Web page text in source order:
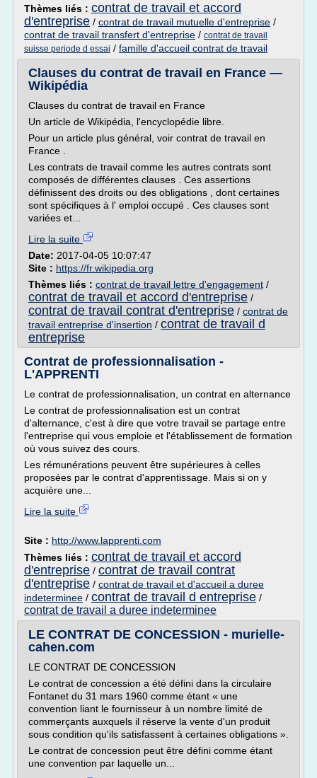
Thèmes liés : contrat de travail et accord
d'entreprise / contrat de travail mutuelle d'entreprise /
contrat de travail transfert d'entreprise / contrat de travail
suisse periode d essai / famille d'accueil contrat de travail
Clauses du contrat de travail en France —
Wikipédia
Clauses du contrat de travail en France
Un article de Wikipédia, l'encyclopédie libre.
Pour un article plus général, voir contrat de travail en
France .
Les contrats de travail comme les autres contrats sont
composés de différentes clauses . Ces assertions
définissent des droits ou des obligations , dont certaines
sont spécifiques à l' emploi occupé . Ces clauses sont
variées et...
Lire la suite
Date: 2017-04-05 10:07:47
Site : https://fr.wikipedia.org
Thèmes liés : contrat de travail lettre d'engagement /
contrat de travail et accord d'entreprise /
contrat de travail contrat d'entreprise / contrat de
travail entreprise d'insertion / contrat de travail d
entreprise
Contrat de professionnalisation -
L'APPRENTI
Le contrat de professionnalisation, un contrat en alternance
Le contrat de professionnalisation est un contrat
d'alternance, c'est à dire que votre travail se partage entre
l'entreprise qui vous emploie et l'établissement de formation
où vous suivez des cours.
Les rémunérations peuvent être supérieures à celles
proposées par le contrat d'apprentissage. Mais si on y
acquière une...
Lire la suite
Site : http://www.lapprenti.com
Thèmes liés : contrat de travail et accord
d'entreprise / contrat de travail contrat
d'entreprise / contrat de travail et d'accueil a duree
indeterminee / contrat de travail d entreprise /
contrat de travail a duree indeterminee
LE CONTRAT DE CONCESSION - murielle-
cahen.com
LE CONTRAT DE CONCESSION
Le contrat de concession a été défini dans la circulaire
Fontanet du 31 mars 1960 comme étant « une
convention liant le fournisseur à un nombre limité de
commerçants auxquels il réserve la vente d'un produit
sous condition qu'ils satisfassent à certaines obligations ».
Le contrat de concession peut être défini comme étant
une convention par laquelle un...